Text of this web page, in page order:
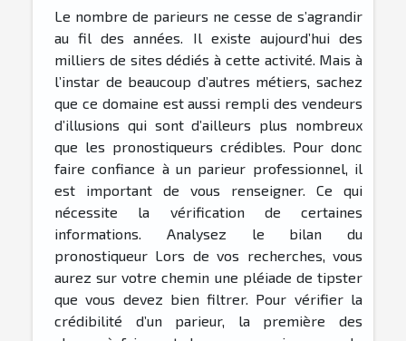
Le nombre de parieurs ne cesse de s’agrandir
au fil des années. Il existe aujourd’hui des
milliers de sites dédiés à cette activité. Mais à
l’instar de beaucoup d’autres métiers, sachez
que ce domaine est aussi rempli des vendeurs
d’illusions qui sont d’ailleurs plus nombreux
que les pronostiqueurs crédibles. Pour donc
faire confiance à un parieur professionnel, il
est important de vous renseigner. Ce qui
nécessite la vérification de certaines
informations. Analysez le bilan du
pronostiqueur Lors de vos recherches, vous
aurez sur votre chemin une pléiade de tipster
que vous devez bien filtrer. Pour vérifier la
crédibilité d’un parieur, la première des